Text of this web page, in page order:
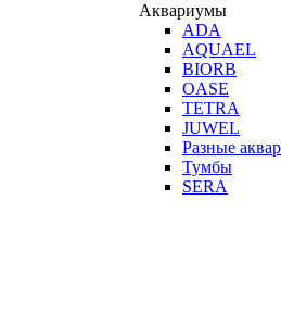
Аквариумы
ADA
AQUAEL
BIORB
OASE
TETRA
JUWEL
Разные
Тумбы
SERA